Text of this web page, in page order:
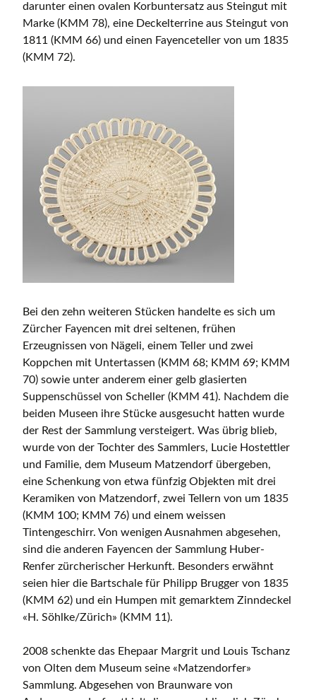
darunter einen ovalen Korbuntersatz aus Steingut mit
Marke (KMM 78), eine Deckelterrine aus Steingut von
1811 (KMM 66) und einen Fayenceteller von um 1835
(KMM 72).
Bei den zehn weiteren Stücken handelte es sich um
Zürcher Fayencen mit drei seltenen, frühen
Erzeugnissen von Nägeli, einem Teller und zwei
Koppchen mit Untertassen (KMM 68; KMM 69; KMM
70) sowie unter anderem einer gelb glasierten
Suppenschüssel von Scheller (KMM 41). Nachdem die
beiden Museen ihre Stücke ausgesucht hatten wurde
der Rest der Sammlung versteigert. Was übrig blieb,
wurde von der Tochter des Sammlers, Lucie Hostettler
und Familie, dem Museum Matzendorf übergeben,
eine Schenkung von etwa fünfzig Objekten mit drei
Keramiken von Matzendorf, zwei Tellern von um 1835
(KMM 100; KMM 76) und einem weissen
Tintengeschirr. Von wenigen Ausnahmen abgesehen,
sind die anderen Fayencen der Sammlung Huber-
Renfer zürcherischer Herkunft. Besonders erwähnt
seien hier die Bartschale für Philipp Brugger von 1835
(KMM 62) und ein Humpen mit gemarktem Zinndeckel
«H. Söhlke/Zürich» (KMM 11).
2008 schenkte das Ehepaar Margrit und Louis Tschanz
von Olten dem Museum seine «Matzendorfer»
Sammlung. Abgesehen von Braunware von